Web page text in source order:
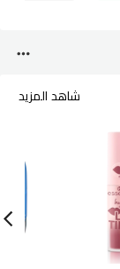
شاهد المزيد